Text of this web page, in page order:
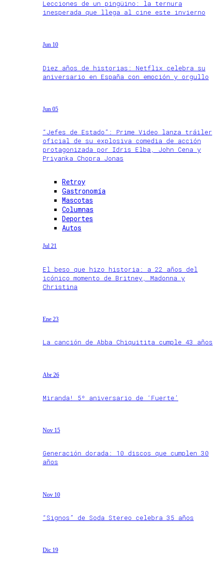
Lecciones de un pingüino: la ternura
inesperada que llega al cine este invierno
Jun 10
Diez años de historias: Netflix celebra su
aniversario en España con emoción y orgullo
Jun 05
“Jefes de Estado”: Prime Video lanza tráiler
oficial de su explosiva comedia de acción
protagonizada por Idris Elba, John Cena y
Priyanka Chopra Jonas
Retroy
Gastronomía
Mascotas
Columnas
Deportes
Autos
Jul 21
El beso que hizo historia: a 22 años del
icónico momento de Britney, Madonna y
Christina
Ene 23
La canción de Abba Chiquitita cumple 43 años
Abr 26
Miranda! 5º aniversario de ‘Fuerte’
Nov 15
Generación dorada: 10 discos que cumplen 30
años
Nov 10
“Signos” de Soda Stereo celebra 35 años
Dic 19